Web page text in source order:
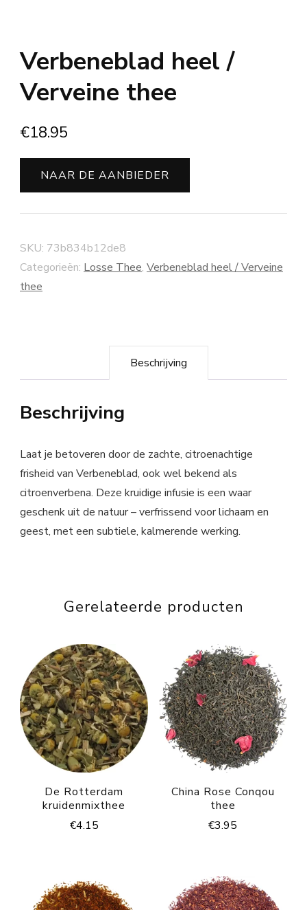
Verbeneblad heel /
Verveine thee
€18.95
NAAR DE AANBIEDER
SKU: 73b834b12de8
Categorieën: Losse Thee, Verbeneblad heel / Verveine
thee
Beschrijving
Beschrijving
Laat je betoveren door de zachte, citroenachtige
frisheid van Verbeneblad, ook wel bekend als
citroenverbena. Deze kruidige infusie is een waar
geschenk uit de natuur – verfrissend voor lichaam en
geest, met een subtiele, kalmerende werking.
Gerelateerde producten
De Rotterdam
kruidenmixthee
€4.15
China Rose Conqou
thee
€3.95